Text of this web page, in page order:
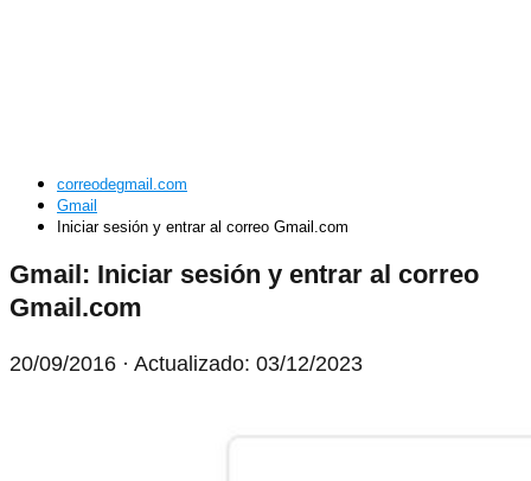
correodegmail.com
Gmail
Iniciar sesión y entrar al correo Gmail.com
Gmail: Iniciar sesión y entrar al correo
Gmail.com
20/09/2016 · Actualizado: 03/12/2023